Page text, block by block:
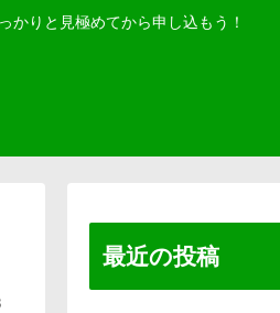
かりと見極めてから申し込もう！
最近の投稿